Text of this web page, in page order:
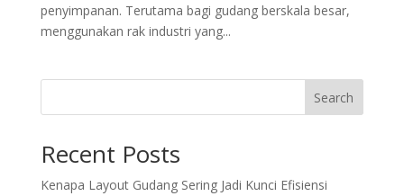
penyimpanan. Terutama bagi gudang berskala besar,
menggunakan rak industri yang...
Search
Recent Posts
Kenapa Layout Gudang Sering Jadi Kunci Efisiensi